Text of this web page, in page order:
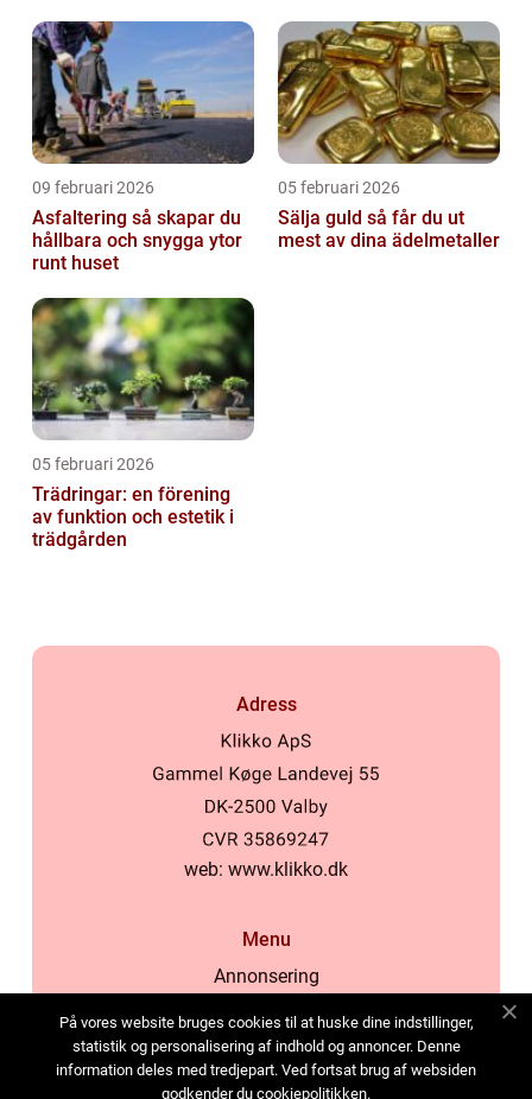
09 februari 2026
Asfaltering så skapar du
hållbara och snygga ytor
runt huset
05 februari 2026
Sälja guld så får du ut
mest av dina ädelmetaller
05 februari 2026
Trädringar: en förening
av funktion och estetik i
trädgården
Adress
web: www.klikko.dk
Menu
Annonsering
Cookies
Kontakta oss
På vores website bruges cookies til at huske dine indstillinger,
statistik og personalisering af indhold og annoncer. Denne
information deles med tredjepart. Ved fortsat brug af websiden
godkender du cookiepolitikken.